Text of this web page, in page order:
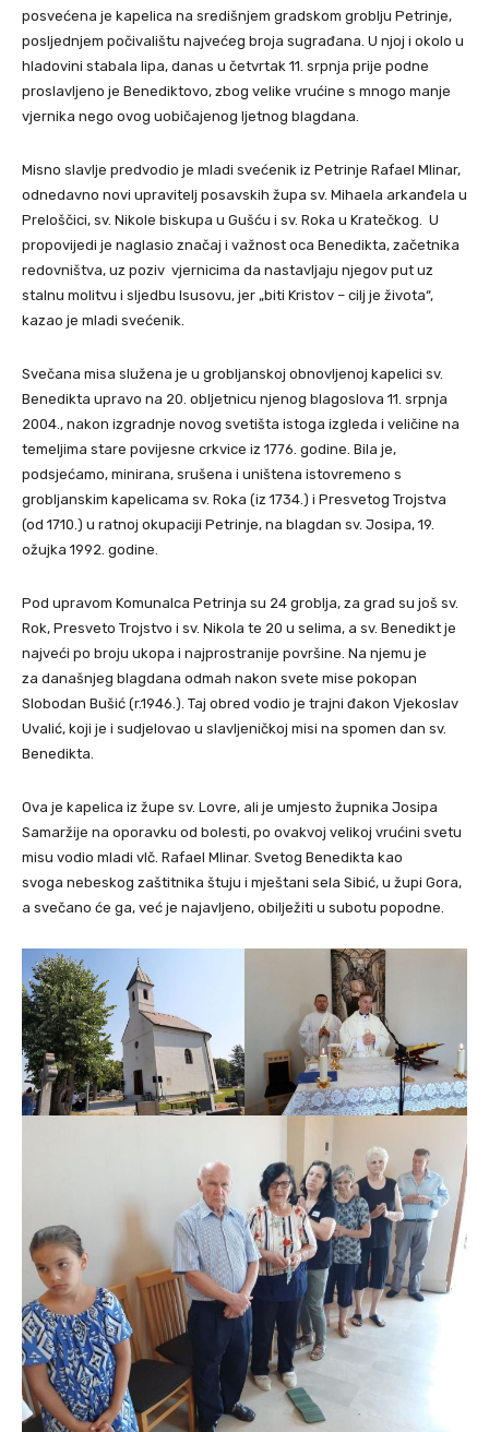
posvećena je kapelica na središnjem gradskom groblju Petrinje,
posljednjem počivalištu najvećeg broja sugrađana. U njoj i okolo u
hladovini stabala lipa, danas u četvrtak 11. srpnja prije podne
proslavljeno je Benediktovo, zbog velike vrućine s mnogo manje
vjernika nego ovog uobičajenog ljetnog blagdana.
Misno slavlje predvodio je mladi svećenik iz Petrinje Rafael Mlinar,
odnedavno novi upravitelj posavskih župa sv. Mihaela arkanđela u
Preloščici, sv. Nikole biskupa u Gušću i sv. Roka u Kratečkog. U
propovijedi je naglasio značaj i važnost oca Benedikta, začetnika
redovništva, uz poziv vjernicima da nastavljaju njegov put uz
stalnu molitvu i sljedbu Isusovu, jer „biti Kristov – cilj je života“,
kazao je mladi svećenik.
Svečana misa služena je u grobljanskoj obnovljenoj kapelici sv.
Benedikta upravo na 20. obljetnicu njenog blagoslova 11. srpnja
2004., nakon izgradnje novog svetišta istoga izgleda i veličine na
temeljima stare povijesne crkvice iz 1776. godine. Bila je,
podsjećamo, minirana, srušena i uništena istovremeno s
grobljanskim kapelicama sv. Roka (iz 1734.) i Presvetog Trojstva
(od 1710.) u ratnoj okupaciji Petrinje, na blagdan sv. Josipa, 19.
ožujka 1992. godine.
Pod upravom Komunalca Petrinja su 24 groblja, za grad su još sv.
Rok, Presveto Trojstvo i sv. Nikola te 20 u selima, a sv. Benedikt je
najveći po broju ukopa i najprostranije površine. Na njemu je
za današnjeg blagdana odmah nakon svete mise pokopan
Slobodan Bušić (r.1946.). Taj obred vodio je trajni đakon Vjekoslav
Uvalić, koji je i sudjelovao u slavljeničkoj misi na spomen dan sv.
Benedikta.
Ova je kapelica iz župe sv. Lovre, ali je umjesto župnika Josipa
Samaržije na oporavku od bolesti, po ovakvoj velikoj vrućini svetu
misu vodio mladi vlč. Rafael Mlinar. Svetog Benedikta kao
svoga nebeskog zaštitnika štuju i mještani sela Sibić, u župi Gora,
a svečano će ga, već je najavljeno, obilježiti u subotu popodne.